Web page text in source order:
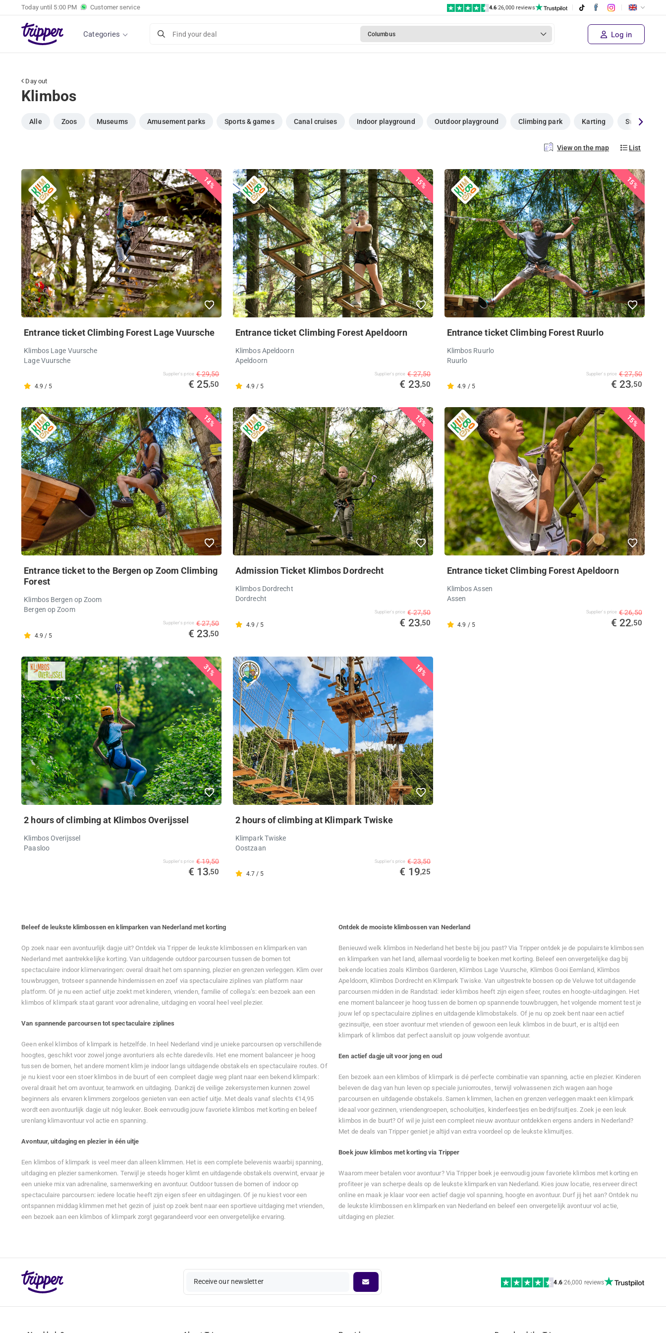
Today until 5:00 PM Customer service 4.6|26,000 reviews
Categories Find your deal Columbus Log in
Day out
Klimbos
Alle Zoos Museums Amusement parks Sports & games Canal cruises Indoor playground Outdoor playground Climbing park Karting Swimming
View on the map List
14%
Entrance ticket Climbing Forest Lage Vuursche
Klimbos Lage Vuursche
Lage Vuursche
4.9 / 5
Supplier's price € 29,50
€ 25,50
15%
Entrance ticket Climbing Forest Apeldoorn
Klimbos Apeldoorn
Apeldoorn
4.9 / 5
Supplier's price € 27,50
€ 23,50
15%
Entrance ticket Climbing Forest Ruurlo
Klimbos Ruurlo
Ruurlo
4.9 / 5
Supplier's price € 27,50
€ 23,50
15%
Entrance ticket to the Bergen op Zoom Climbing
Forest
Klimbos Bergen op Zoom
Bergen op Zoom
4.9 / 5
Supplier's price € 27,50
€ 23,50
15%
Admission Ticket Klimbos Dordrecht
Klimbos Dordrecht
Dordrecht
4.9 / 5
Supplier's price € 27,50
€ 23,50
15%
Entrance ticket Climbing Forest Apeldoorn
Klimbos Assen
Assen
4.9 / 5
Supplier's price € 26,50
€ 22,50
31%
2 hours of climbing at Klimbos Overijssel
Klimbos Overijssel
Paasloo
Supplier's price € 19,50
€ 13,50
18%
2 hours of climbing at Klimpark Twiske
Klimpark Twiske
Oostzaan
4.7 / 5
Supplier's price € 23,50
€ 19,25
Beleef de leukste klimbossen en klimparken van Nederland met korting
Op zoek naar een avontuurlijk dagje uit? Ontdek via Tripper de leukste klimbossen en klimparken van
Nederland met aantrekkelijke korting. Van uitdagende outdoor parcoursen tussen de bomen tot
spectaculaire indoor klimervaringen: overal draait het om spanning, plezier en grenzen verleggen. Klim over
touwbruggen, trotseer spannende hindernissen en zoef via spectaculaire ziplines van platform naar
platform. Of je nu een actief uitje zoekt met kinderen, vrienden, familie of collega’s: een bezoek aan een
klimbos of klimpark staat garant voor adrenaline, uitdaging en vooral heel veel plezier.
Van spannende parcoursen tot spectaculaire ziplines
Geen enkel klimbos of klimpark is hetzelfde. In heel Nederland vind je unieke parcoursen op verschillende
hoogtes, geschikt voor zowel jonge avonturiers als echte daredevils. Het ene moment balanceer je hoog
tussen de bomen, het andere moment klim je indoor langs uitdagende obstakels en spectaculaire routes. Of
je nu kiest voor een stoer klimbos in de buurt of een compleet dagje weg plant naar een bekend klimpark:
overal draait het om avontuur, teamwork en uitdaging. Dankzij de veilige zekersystemen kunnen zowel
beginners als ervaren klimmers zorgeloos genieten van een actief uitje. Met deals vanaf slechts €14,95
wordt een avontuurlijk dagje uit nóg leuker. Boek eenvoudig jouw favoriete klimbos met korting en beleef
urenlang klimavontuur vol actie en spanning.
Avontuur, uitdaging en plezier in één uitje
Een klimbos of klimpark is veel meer dan alleen klimmen. Het is een complete belevenis waarbij spanning,
uitdaging en plezier samenkomen. Terwijl je steeds hoger klimt en uitdagende obstakels overwint, ervaar je
een unieke mix van adrenaline, samenwerking en avontuur. Outdoor tussen de bomen of indoor op
spectaculaire parcoursen: iedere locatie heeft zijn eigen sfeer en uitdagingen. Of je nu kiest voor een
ontspannen middag klimmen met het gezin of juist op zoek bent naar een sportieve uitdaging met vrienden,
een bezoek aan een klimbos of klimpark zorgt gegarandeerd voor een onvergetelijke ervaring.
Ontdek de mooiste klimbossen van Nederland
Benieuwd welk klimbos in Nederland het beste bij jou past? Via Tripper ontdek je de populairste klimbossen
en klimparken van het land, allemaal voordelig te boeken met korting. Beleef een onvergetelijke dag bij
bekende locaties zoals Klimbos Garderen, Klimbos Lage Vuursche, Klimbos Gooi Eemland, Klimbos
Apeldoorn, Klimbos Dordrecht en Klimpark Twiske. Van uitgestrekte bossen op de Veluwe tot uitdagende
parcoursen midden in de Randstad: ieder klimbos heeft zijn eigen sfeer, routes en hoogte-uitdagingen. Het
ene moment balanceer je hoog tussen de bomen op spannende touwbruggen, het volgende moment test je
jouw lef op spectaculaire ziplines en uitdagende klimobstakels. Of je nu op zoek bent naar een actief
gezinsuitje, een stoer avontuur met vrienden of gewoon een leuk klimbos in de buurt, er is altijd een
klimpark of klimbos dat perfect aansluit op jouw volgende avontuur.
Een actief dagje uit voor jong en oud
Een bezoek aan een klimbos of klimpark is dé perfecte combinatie van spanning, actie en plezier. Kinderen
beleven de dag van hun leven op speciale juniorroutes, terwijl volwassenen zich wagen aan hoge
parcoursen en uitdagende obstakels. Samen klimmen, lachen en grenzen verleggen maakt een klimpark
ideaal voor gezinnen, vriendengroepen, schooluitjes, kinderfeestjes en bedrijfsuitjes. Zoek je een leuk
klimbos in de buurt? Of wil je juist een compleet nieuw avontuur ontdekken ergens anders in Nederland?
Met de deals van Tripper geniet je altijd van extra voordeel op de leukste klimuitjes.
Boek jouw klimbos met korting via Tripper
Waarom meer betalen voor avontuur? Via Tripper boek je eenvoudig jouw favoriete klimbos met korting en
profiteer je van scherpe deals op de leukste klimparken van Nederland. Kies jouw locatie, reserveer direct
online en maak je klaar voor een actief dagje vol spanning, hoogte en avontuur. Durf jij het aan? Ontdek nu
de leukste klimbossen en klimparken van Nederland en beleef een onvergetelijk avontuur vol actie,
uitdaging en plezier.
Receive our newsletter 4.6|26,000 reviews